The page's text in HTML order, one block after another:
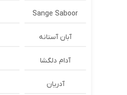
Sange Saboor
آبان آستانه
آدام دلگشا
آدریان